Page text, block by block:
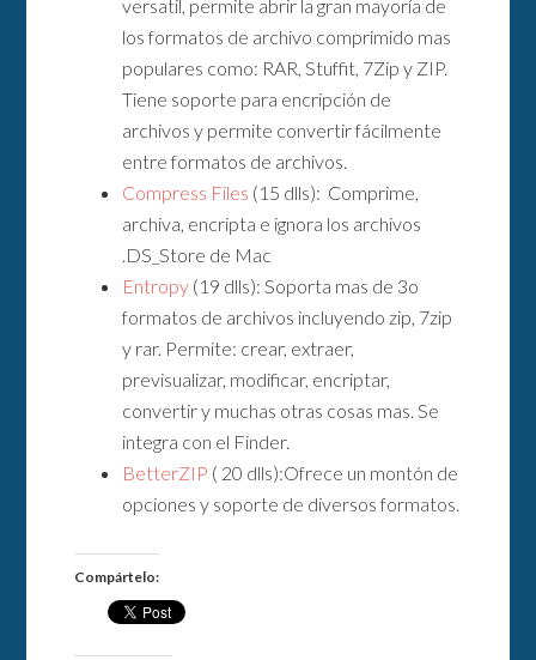
versatil, permite abrir la gran mayoría de
los formatos de archivo comprimido mas
populares como: RAR, Stuffit, 7Zip y ZIP.
Tiene soporte para encripción de
archivos y permite convertir fácilmente
entre formatos de archivos.
Compress Files (15 dlls): Comprime,
archiva, encripta e ignora los archivos
.DS_Store de Mac
Entropy (19 dlls): Soporta mas de 3o
formatos de archivos incluyendo zip, 7zip
y rar. Permite: crear, extraer,
previsualizar, modificar, encriptar,
convertir y muchas otras cosas mas. Se
integra con el Finder.
BetterZIP ( 20 dlls):Ofrece un montón de
opciones y soporte de diversos formatos.
Compártelo: